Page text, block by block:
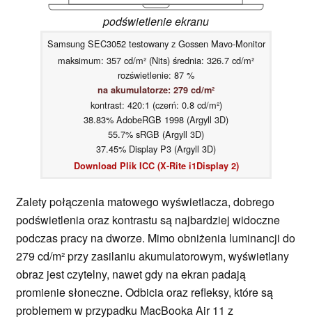
podświetlenie ekranu
Samsung SEC3052 testowany z Gossen Mavo-Monitor
maksimum: 357 cd/m² (Nits) średnia: 326.7 cd/m²
rozświetlenie: 87 %
na akumulatorze: 279 cd/m²
kontrast: 420:1 (czerń: 0.8 cd/m²)
38.83% AdobeRGB 1998 (Argyll 3D)
55.7% sRGB (Argyll 3D)
37.45% Display P3 (Argyll 3D)
Download Plik ICC (X-Rite i1Display 2)
Zalety połączenia matowego wyświetlacza, dobrego
podświetlenia oraz kontrastu są najbardziej widoczne
podczas pracy na dworze. Mimo obniżenia luminancji do
279 cd/m² przy zasilaniu akumulatorowym, wyświetlany
obraz jest czytelny, nawet gdy na ekran padają
promienie słoneczne. Odbicia oraz refleksy, które są
problemem w przypadku MacBooka Air 11 z